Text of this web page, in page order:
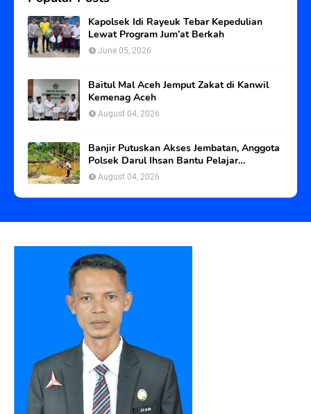
Kapolsek Idi Rayeuk Tebar Kepedulian
Lewat Program Jum’at Berkah
June 05, 2026
Baitul Mal Aceh Jemput Zakat di Kanwil
Kemenag Aceh
August 04, 2026
Banjir Putuskan Akses Jembatan, Anggota
Polsek Darul Ihsan Bantu Pelajar
Seberangi Sungai
August 04, 2026